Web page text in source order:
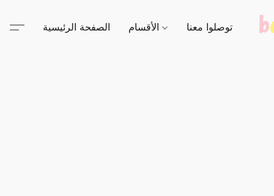
الصفحة الرئيسية توصلوا معنا